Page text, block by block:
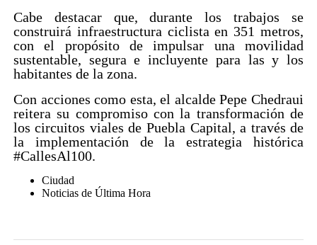
Cabe destacar que, durante los trabajos se
construirá infraestructura ciclista en 351 metros,
con el propósito de impulsar una movilidad
sustentable, segura e incluyente para las y los
habitantes de la zona.
Con acciones como esta, el alcalde Pepe Chedraui
reitera su compromiso con la transformación de
los circuitos viales de Puebla Capital, a través de
la implementación de la estrategia histórica
#CallesAl100.
Ciudad
Noticias de Última Hora